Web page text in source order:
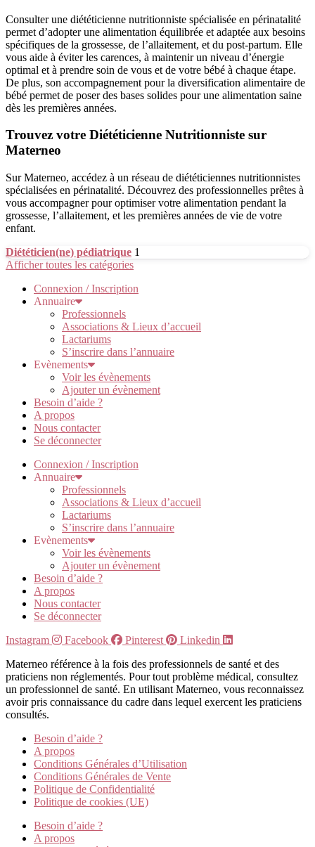
Consulter une diététicienne nutritionniste spécialisée en périnatalité
permet d’adopter une alimentation équilibrée et adaptée aux besoins
spécifiques de la grossesse, de l’allaitement, et du post-partum. Elle
vous aide à éviter les carences, à maintenir un niveau d’énergie
optimal et à prendre soin de vous et de votre bébé à chaque étape.
De plus, son accompagnement pour la diversification alimentaire de
bébé permet de poser des bases solides pour une alimentation saine
dès les premières années.
Trouvez votre Diététicienne Nutritionniste sur
Materneo
Sur Materneo, accédez à un réseau de diététiciennes nutritionnistes
spécialisées en périnatalité. Découvrez des professionnelles prêtes à
vous accompagner pour optimiser votre alimentation pendant la
grossesse, l’allaitement, et les premières années de vie de votre
enfant.
Diététicien(ne) pédiatrique 1
Afficher toutes les catégories
Connexion / Inscription
Annuaire
Professionnels
Associations & Lieux d’accueil
Lactariums
S’inscrire dans l’annuaire
Evènements
Voir les évènements
Ajouter un évènement
Besoin d’aide ?
A propos
Nous contacter
Se déconnecter
Connexion / Inscription
Annuaire
Professionnels
Associations & Lieux d’accueil
Lactariums
S’inscrire dans l’annuaire
Evènements
Voir les évènements
Ajouter un évènement
Besoin d’aide ?
A propos
Nous contacter
Se déconnecter
Instagram
Facebook Pinterest
Linkedin
Materneo référence à la fois des professionnels de santé et des
praticiens non réglementés. Pour tout problème médical, consultez
un professionnel de santé. En utilisant Materneo, vous reconnaissez
avoir pris connaissance du cadre dans lequel exercent les praticiens
consultés.
Besoin d’aide ?
A propos
Conditions Générales d’Utilisation
Conditions Générales de Vente
Politique de Confidentialité
Politique de cookies (UE)
Besoin d’aide ?
A propos